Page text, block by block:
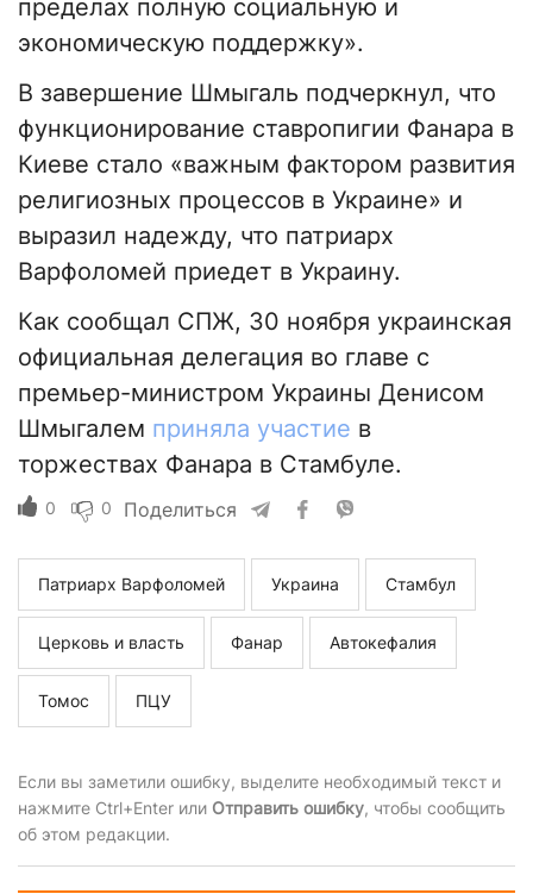
пределах полную социальную и
экономическую поддержку».
В завершение Шмыгаль подчеркнул, что
функционирование ставропигии Фанара в
Киеве стало «важным фактором развития
религиозных процессов в Украине» и
выразил надежду, что патриарх
Варфоломей приедет в Украину.
Как сообщал СПЖ, 30 ноября украинская
официальная делегация во главе с
премьер-министром Украины Денисом
Шмыгалем приняла участие в
торжествах Фанара в Стамбуле.
0 0 Поделиться
Патриарх Варфоломей Украина Стамбул
Церковь и власть Фанар Автокефалия
Томос ПЦУ
Если вы заметили ошибку, выделите необходимый текст и
нажмите Ctrl+Enter или Отправить ошибку, чтобы сообщить
об этом редакции.